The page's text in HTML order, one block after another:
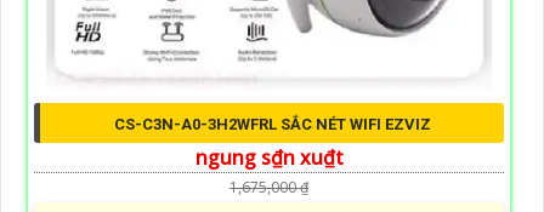
CS-C3N-A0-3H2WFRL SẮC NÉT WIFI EZVIZ
ngung s₫n xu₫t
1,675,000 ₫